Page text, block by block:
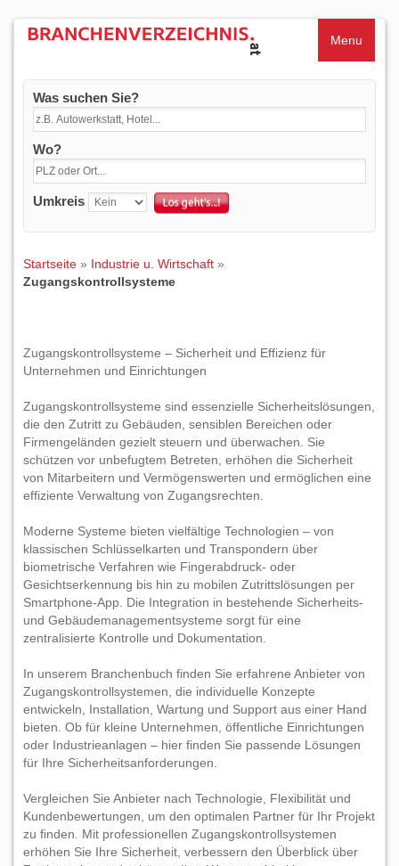
Menu
Was suchen Sie?
Wo?
Umkreis
Startseite » Industrie u. Wirtschaft »
Zugangskontrollsysteme
Zugangskontrollsysteme – Sicherheit und Effizienz für
Unternehmen und Einrichtungen
Zugangskontrollsysteme sind essenzielle Sicherheitslösungen,
die den Zutritt zu Gebäuden, sensiblen Bereichen oder
Firmengeländen gezielt steuern und überwachen. Sie
schützen vor unbefugtem Betreten, erhöhen die Sicherheit
von Mitarbeitern und Vermögenswerten und ermöglichen eine
effiziente Verwaltung von Zugangsrechten.
Moderne Systeme bieten vielfältige Technologien – von
klassischen Schlüsselkarten und Transpondern über
biometrische Verfahren wie Fingerabdruck- oder
Gesichtserkennung bis hin zu mobilen Zutrittslösungen per
Smartphone-App. Die Integration in bestehende Sicherheits-
und Gebäudemanagementsysteme sorgt für eine
zentralisierte Kontrolle und Dokumentation.
In unserem Branchenbuch finden Sie erfahrene Anbieter von
Zugangskontrollsystemen, die individuelle Konzepte
entwickeln, Installation, Wartung und Support aus einer Hand
bieten. Ob für kleine Unternehmen, öffentliche Einrichtungen
oder Industrieanlagen – hier finden Sie passende Lösungen
für Ihre Sicherheitsanforderungen.
Vergleichen Sie Anbieter nach Technologie, Flexibilität und
Kundenbewertungen, um den optimalen Partner für Ihr Projekt
zu finden. Mit professionellen Zugangskontrollsystemen
erhöhen Sie Ihre Sicherheit, verbessern den Überblick über